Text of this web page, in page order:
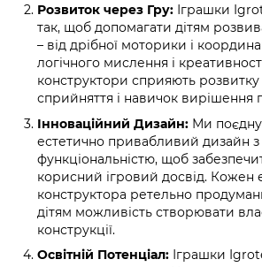
Розвиток через Гру: Іграшки
так, щоб допомагати дітям
– від дрібної моторики і
логічного мислення і
конструктори сприяють
сприйняття і навичок вирішення
Інноваційний Дизайн: Ми
естетично привабливий дизайн з
функціональністю, щоб
корисний ігровий досвід. Кожен
конструктора ретельно
дітям можливість створювати
конструкції.
Освітній Потенціал: Іграшки